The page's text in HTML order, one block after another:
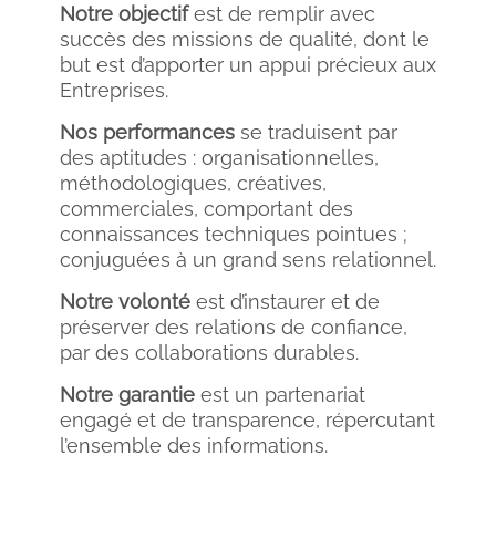
Notre objectifest de remplir avec
succès des missions de qualité, dont le
but est d’apporter un appui précieux aux
Entreprises.
Nos performances se traduisent par
des aptitudes : organisationnelles,
méthodologiques, créatives,
commerciales, comportant des
connaissances techniques pointues ;
conjuguées à un grand sens relationnel.
Notre volonté est d’instaurer et de
préserver des relations de confiance,
par des collaborations durables.
Notre garantie est un partenariat
engagé et de transparence, répercutant
l’ensemble des informations.